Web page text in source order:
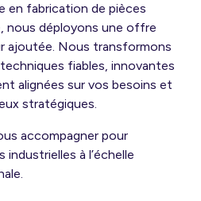
en fabrication de pièces
nous déployons une offre
ajoutée. Nous transformons
fiables, innovantes
alignées sur vos besoins et
stratégiques.
accompagner pour
à l’échelle